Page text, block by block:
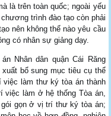
là trên toàn quốc; ngoài yếu
trình đào tạo còn phải
nên không thể nào yêu cầu
có nhân sự giảng dạy.
Nhân dân quận Cái Răng
bổ sung mục tiêu cụ thể
làm thư ký tòa án thành
làm ở hệ thống Tòa án,
gọn ở vị trí thư ký tòa án;